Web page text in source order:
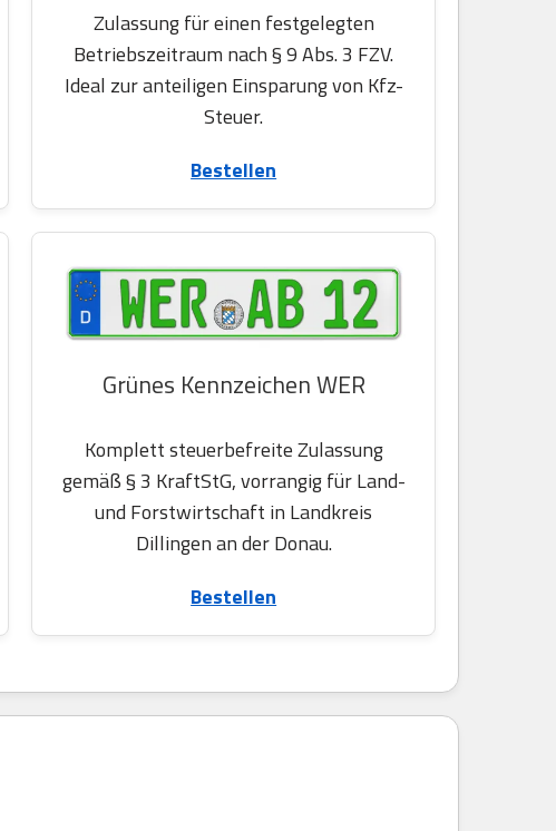
Zulassung für einen festgelegten
Betriebszeitraum nach § 9 Abs. 3 FZV.
Ideal zur anteiligen Einsparung von Kfz-
Steuer.
Bestellen
Grünes Kennzeichen WER
Komplett steuerbefreite Zulassung
gemäß § 3 KraftStG, vorrangig für Land-
und Forstwirtschaft in Landkreis
Dillingen an der Donau.
Bestellen